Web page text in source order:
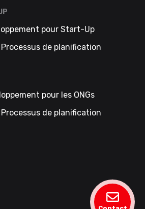
pour Start-Up
de planification
pour les ONGs
de planification